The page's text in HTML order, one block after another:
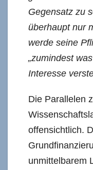
Gegensatz zu
überhaupt nur
werde seine
„zumindest
Interesse
Die Parallelen
offensichtlich.
unmittelbarem